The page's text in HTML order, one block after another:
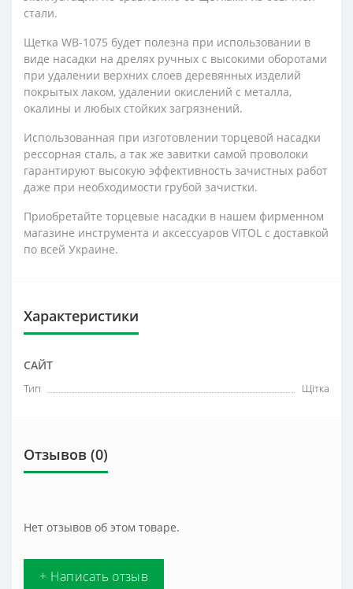
стали.
Щетка WB-1075 будет полезна при использовании в
виде насадки на дрелях ручных с высокими оборотами
при удалении верхних слоев деревянных изделий
покрытых лаком, удалении окислений с металла,
окалины и любых стойких загрязнений.
Использованная при изготовлении торцевой насадки
рессорная сталь, а так же завитки самой проволоки
гарантируют высокую эффективность зачистных работ
даже при необходимости грубой зачистки.
Приобретайте торцевые насадки в нашем фирменном
магазине инструмента и аксессуаров VITOL с доставкой
по всей Украине.
Характеристики
САЙТ
Тип Щітка
Отзывов (0)
Нет отзывов об этом товаре.
+ Написать отзыв